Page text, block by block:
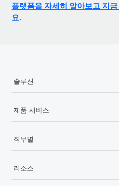
플랫폼을 자세히 알아보고 지
요.
솔루션
제품 서비스
직무별
리소스